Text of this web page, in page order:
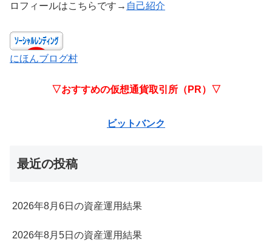
ロフィールはこちらです→ 自己紹介
にほんブログ村
▽おすすめの仮想通貨取引所（PR）▽
ビットバンク
最近の投稿
2026年8月6日の資産運用結果
2026年8月5日の資産運用結果